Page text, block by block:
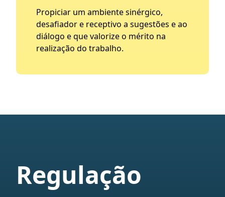
Propiciar um ambiente sinérgico,
desafiador e receptivo a sugestões e ao
diálogo e que valorize o mérito na
realização do trabalho.
Regulação